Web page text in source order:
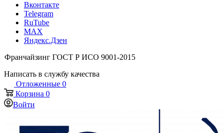
Вконтакте
Telegram
RuTube
MAX
Яндекс.Дзен
Франчайзинг ГОСТ Р ИСО 9001-2015
Написать в службу качества
Отложенные 0
Корзина 0
Войти